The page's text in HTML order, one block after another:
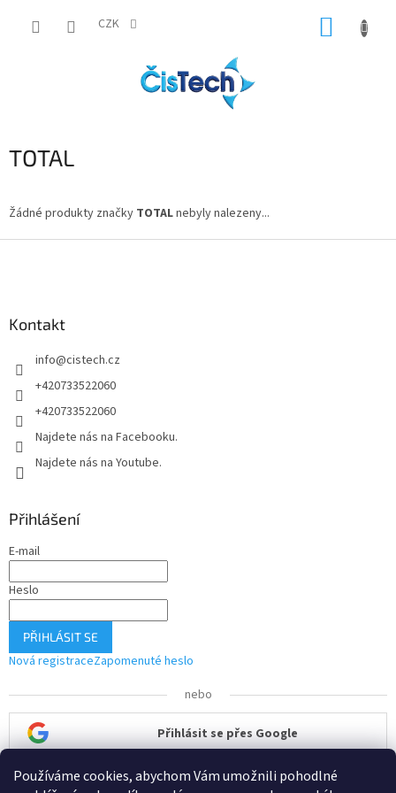
Používáme cookies, abychom Vám umožnili pohodlné
CZK
TOTAL
Žádné produkty značky TOTALnebyly nalezeny...
Kontakt
info@cistech.cz
+420733522060
+420733522060
Najdete nás na Facebooku.
Najdete nás na Youtube.
Přihlášení
E-mail
Heslo
PŘIHLÁSIT SE
Nová registraceZapomenuté heslo
nebo
Přihlásit se přes Google
Přihlásit se přes Seznam